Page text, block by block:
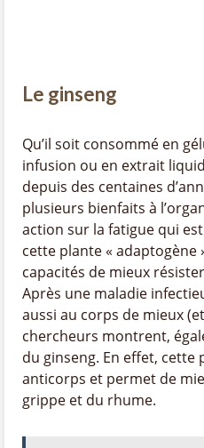
Le ginseng
Qu’il soit consommé en
infusion ou en extrait
depuis des centaines
plusieurs bienfaits à
action sur la fatigue qui
cette plante « adaptogène
capacités de mieux
Après une maladie
aussi au corps de mieux
chercheurs montrent,
du ginseng. En effet, cette
anticorps et permet de
grippe et du rhume.